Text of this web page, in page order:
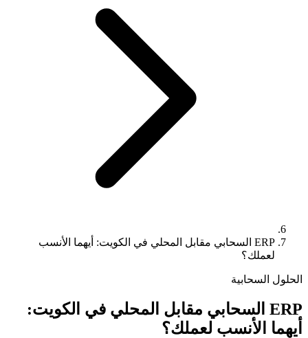
ERP السحابي مقابل المحلي في الكويت: أيهما الأنسب
لعملك؟
الحلول السحابية
ERP السحابي مقابل المحلي في الكويت:
أيهما الأنسب لعملك؟